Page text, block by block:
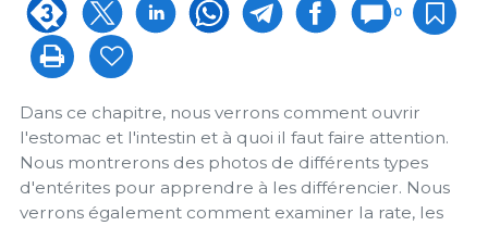
0
Dans ce chapitre, nous verrons comment ouvrir
l'estomac et l'intestin et à quoi il faut faire attention.
Nous montrerons des photos de différents types
d'entérites pour apprendre à les différencier. Nous
verrons également comment examiner la rate, les